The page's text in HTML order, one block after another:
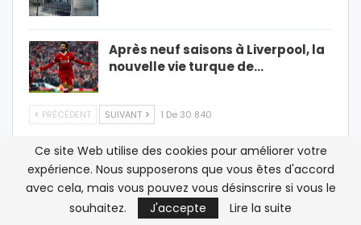
Après neuf saisons à Liverpool, la
nouvelle vie turque de…
PRÉCÉDENT SUIVANT 1 De 30 840
LES PLUS LUS
Ce site Web utilise des cookies pour améliorer votre
expérience. Nous supposerons que vous êtes d'accord
avec cela, mais vous pouvez vous désinscrire si vous le
souhaitez.
J'accepte Lire la suite